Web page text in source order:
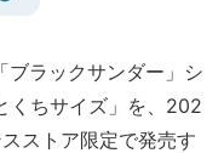
ブラックサンダー」シ
くちサイズ」を、202
ストア限定で発売す